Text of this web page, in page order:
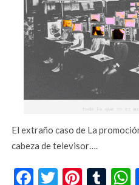
El extraño caso de La
cabeza de televisor….
Facebook
Twitter